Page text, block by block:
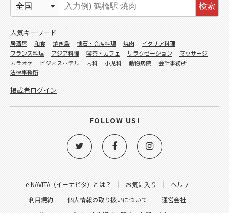
e-NAVITA（イーナビタ）とは？ お気に入り
ヘルプ
利用規約
個人情報の取り扱いについて
運営会社
検索
人気キーワード
居酒屋 和食 焼き鳥 懐石・会席料理 焼肉
イタリア料理
フランス料理
アジア料理 喫茶・カフェ リラクゼーション
マッサージ
カラオケ
ビジネスホテル 内科 小児科 動物病院
会計事務所
法律事務所
掲載者ログイン
FOLLOW US!